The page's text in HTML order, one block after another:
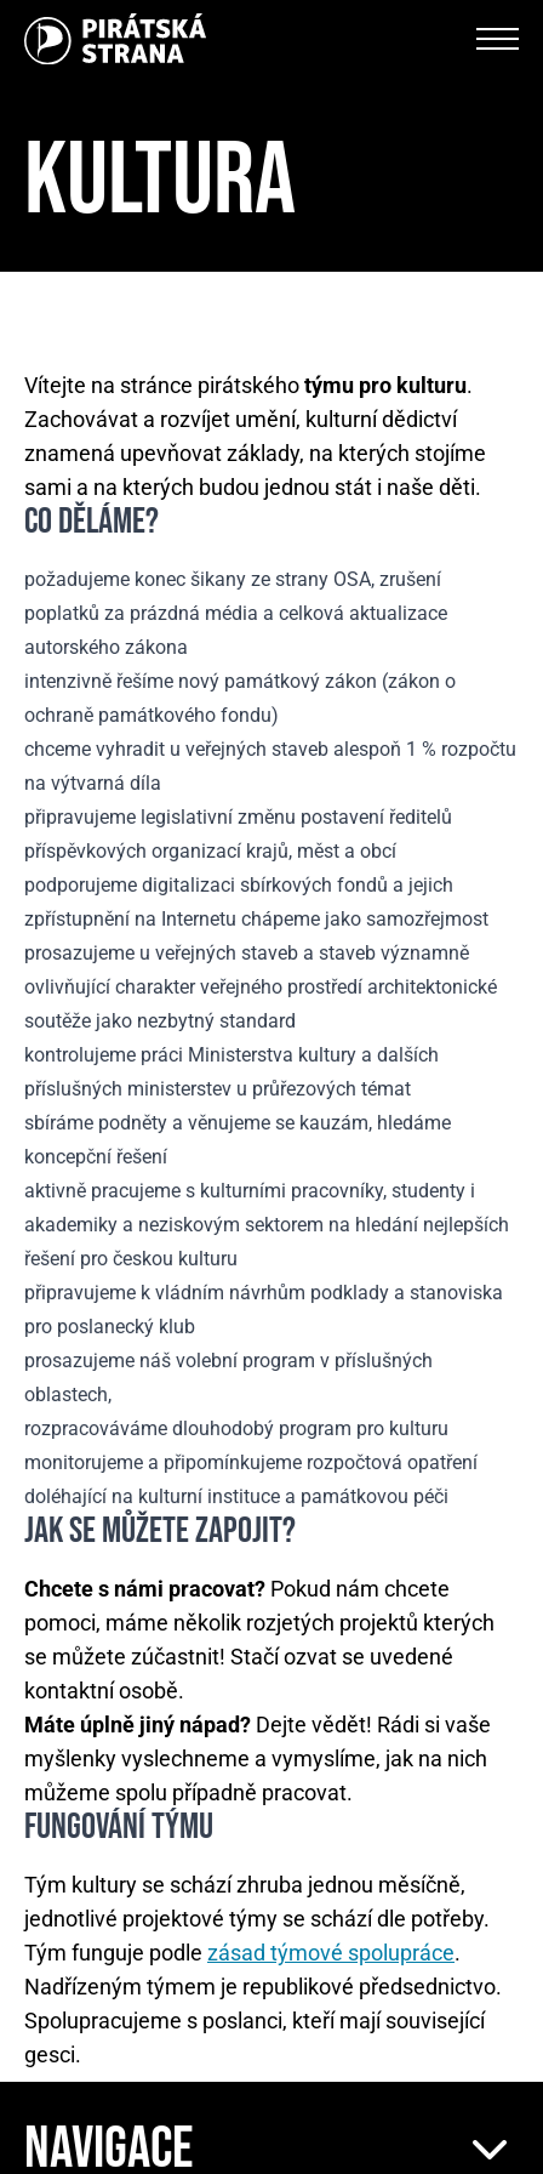
KULTURA
Vítejte na stránce pirátskéhotýmu pro kulturu.
Zachovávat a rozvíjet umění, kulturní dědictví
znamená upevňovat základy, na kterých stojíme
sami a na kterých budou jednou stát i naše děti.
CO DĚLÁME?
požadujeme konec šikany ze strany OSA, zrušení
poplatků za prázdná média a celková aktualizace
autorského zákona
intenzivně řešíme nový památkový zákon (zákon o
ochraně památkového fondu)
chceme vyhradit u veřejných staveb alespoň 1 % rozpočtu
na výtvarná díla
připravujeme legislativní změnu postavení ředitelů
příspěvkových organizací krajů, měst a obcí
podporujeme digitalizaci sbírkových fondů a jejich
zpřístupnění na Internetu chápeme jako samozřejmost
prosazujeme u veřejných staveb a staveb významně
ovlivňující charakter veřejného prostředí architektonické
soutěže jako nezbytný standard
kontrolujeme práci Ministerstva kultury a dalších
příslušných ministerstev u průřezových témat
sbíráme podněty a věnujeme se kauzám, hledáme
koncepční řešení
aktivně pracujeme s kulturními pracovníky, studenty i
akademiky a neziskovým sektorem na hledání nejlepších
řešení pro českou kulturu
připravujeme k vládním návrhům podklady a stanoviska
pro poslanecký klub
prosazujeme náš volební program v příslušných
oblastech,
rozpracováváme dlouhodobý program pro kulturu
monitorujeme a připomínkujeme rozpočtová opatření
doléhající na kulturní instituce a památkovou péči
JAK SE MŮŽETE ZAPOJIT?
Chcete s námi pracovat? Pokud nám chcete
pomoci, máme několik rozjetých projektů kterých
se můžete zúčastnit! Stačí ozvat se uvedené
kontaktní osobě.
Máte úplně jiný nápad? Dejte vědět! Rádi si vaše
myšlenky vyslechneme a vymyslíme, jak na nich
můžeme spolu případně pracovat.
FUNGOVÁNÍ TÝMU
Tým kultury se schází zhruba jednou měsíčně,
jednotlivé projektové týmy se schází dle potřeby.
Tým funguje podle zásad týmové spolupráce.
Nadřízeným týmem je republikové předsednictvo.
Spolupracujeme s poslanci, kteří mají související
gesci.
NAVIGACE